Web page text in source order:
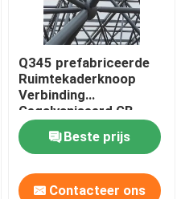
Q345 prefabriceerde
Ruimtekaderknoop
Verbinding
Gegalvaniseerd GB
Beste prijs
Contacteer ons